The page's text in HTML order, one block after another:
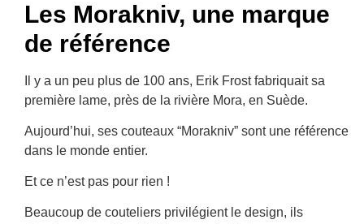
Les Morakniv, une marque
de référence
Il y a un peu plus de 100 ans, Erik Frost fabriquait sa
première lame, près de la rivière Mora, en Suède.
Aujourd’hui, ses couteaux “Morakniv” sont une référence
dans le monde entier.
Et ce n’est pas pour rien !
Beaucoup de couteliers privilégient le design, ils